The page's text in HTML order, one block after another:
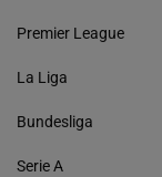
Premier League
La Liga
Bundesliga
Serie A